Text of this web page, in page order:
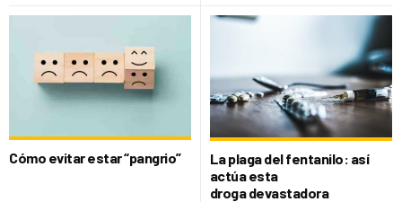
Cómo evitar estar “pangrio”
La plaga del fentanilo: así
actúa esta
droga devastadora